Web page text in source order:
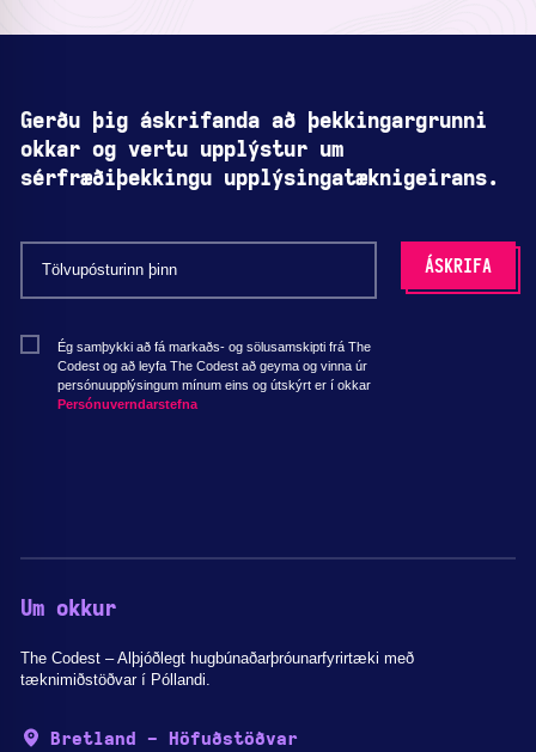
Gerðu þig áskrifanda að þekkingargrunni
okkar og vertu upplýstur um
sérfræðiþekkingu upplýsingatæknigeirans.
Ég samþykki að fá markaðs- og sölusamskipti frá The
Codest og að leyfa The Codest að geyma og vinna úr
persónuupplýsingum mínum eins og útskýrt er í okkar
Persónuverndarstefna
Um okkur
The Codest – Alþjóðlegt hugbúnaðarþróunarfyrirtæki með
tæknimiðstöðvar í Póllandi.
Bretland - Höfuðstöðvar